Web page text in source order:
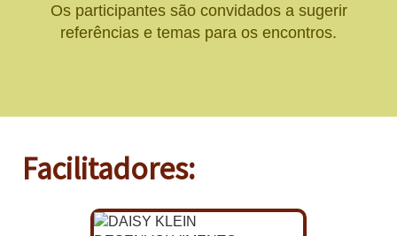
Os participantes são convidados a sugerir
referências e temas para os encontros.
Facilitadores: